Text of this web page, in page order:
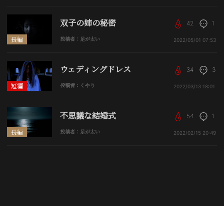
長編
双子の姉の秘密
投稿者：足が太い
42 1
2022/05/01 07:53
短編
ウェディングドレス
投稿者：くやり
34 3
2022/03/13 18:01
長編
不思議な結婚式
投稿者：足が太い
54 1
2022/02/15 20:49